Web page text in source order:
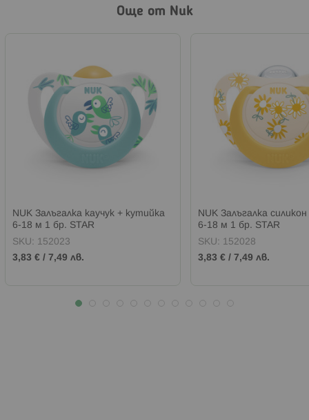
Още от Nuk
NUK Залъгалка каучук + кутийка
6-18 м 1 бр. STAR
SKU: 152023
3,83 € / 7,49 лв.
NUK Залъгалка
6-18 м 1 бр. STAR
SKU: 152028
3,83 € / 7,49 лв.